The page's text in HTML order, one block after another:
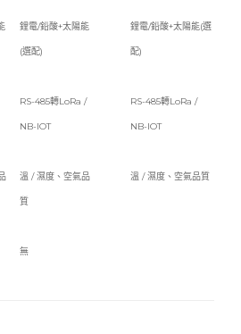
鋰電/鉛酸+太陽能
(選配)
鋰電/鉛酸+太陽能(選
配)
RS-485轉LoRa /
NB-IOT
RS-485轉LoRa /
NB-IOT
溫 / 濕度、空氣品
質
溫 / 濕度、空氣品質
無